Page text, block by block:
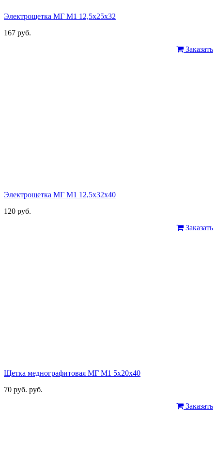
Электрощетка МГ М1 12,5х25х32
167 руб.
Заказать
Электрощетка МГ М1 12,5х32х40
120 руб.
Заказать
Щетка меднографитовая МГ М1 5х20х40
70 руб. руб.
Заказать